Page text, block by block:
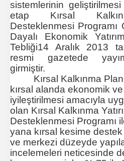
sistemlerinin
etap Kırsal
Desteklenmesi Programı
Dayalı Ekonomik
Tebliği14 Aralık 2013
resmi gazetede
girmiştir.
Kırsal Kalkınma
kırsal alanda ekonomik
iyileştirilmesi amacıyla
olan Kırsal Kalkınma
Desteklenmesi Programı
yana kırsal kesime
ve merkezi düzeyde
incelemeleri neticesinde